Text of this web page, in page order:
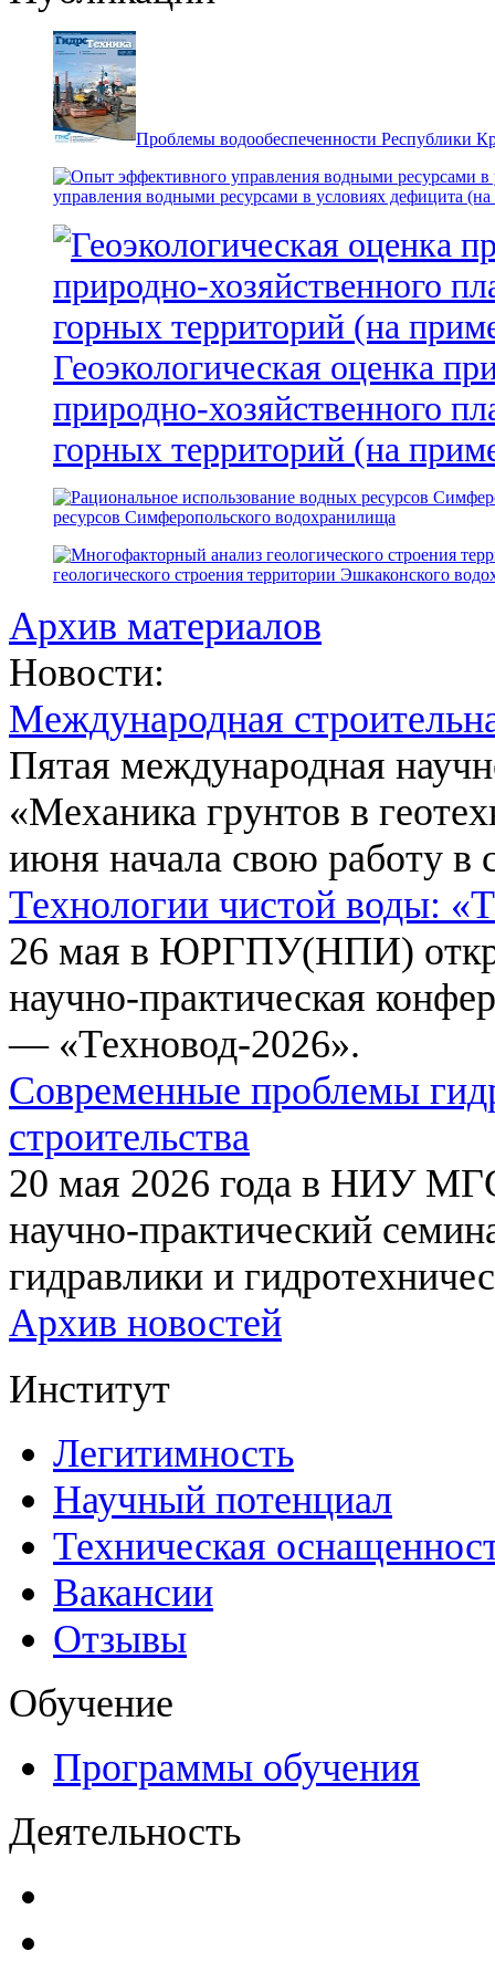
Проблемы водообеспеченности Республики
управления водными ресурсами в условиях дефицита
Геоэкологическая оценка
природно-хозяйственного
горных территорий (на
ресурсов Симферопольского водохранилища
геологического строения территории Эшкаконского
Архив материалов
Новости:
Международная
Пятая международная
«Механика грунтов в
июня начала свою работу в
Технологии чистой воды:
26 мая в ЮРГПУ(НПИ)
научно-практическая
— «Техновод-2026».
Современные проблемы
строительства
20 мая 2026 года в НИУ
научно-практический
гидравлики и
Архив новостей
Институт
Легитимность
Научный потенциал
Техническая
Вакансии
Отзывы
Обучение
Программы обучения
Деятельность